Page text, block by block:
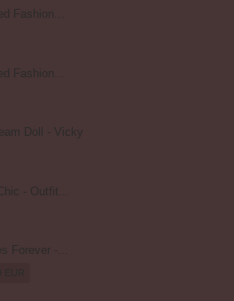
Fashion...
Fashion...
Doll - Vicky
- Outfit...
Forever -...